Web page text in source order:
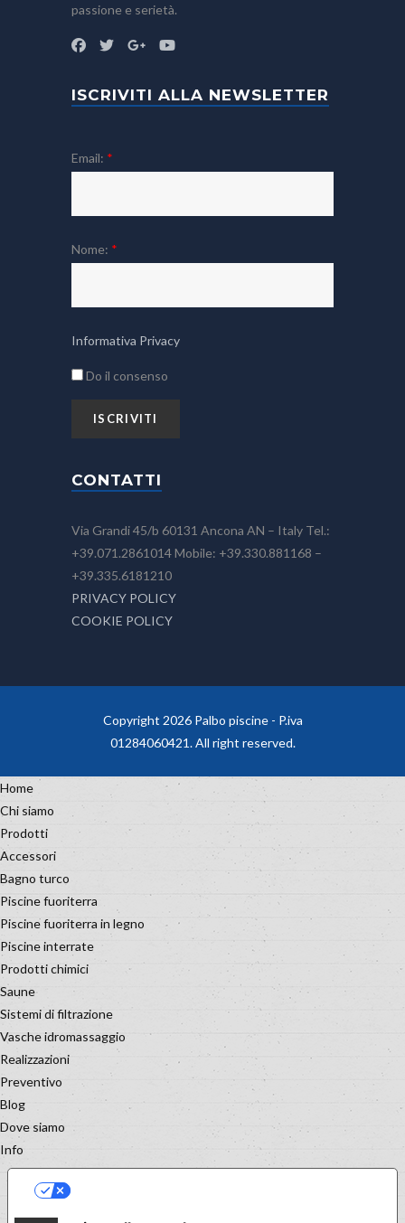
passione e serietà.
ISCRIVITI ALLA NEWSLETTER
Email: *
Nome: *
Informativa Privacy
Do il consenso
CONTATTI
Via Grandi 45/b 60131 Ancona AN – Italy Tel.:
+39.071.2861014 Mobile: +39.330.881168 –
+39.335.6181210
PRIVACY POLICY
COOKIE POLICY
Copyright 2026 Palbo piscine - P.iva
01284060421. All right reserved.
Home
Chi siamo
Prodotti
Accessori
Bagno turco
Piscine fuoriterra
Piscine fuoriterra in legno
Piscine interrate
Prodotti chimici
Saune
Sistemi di filtrazione
Vasche idromassaggio
Realizzazioni
Preventivo
Blog
Dove siamo
Info